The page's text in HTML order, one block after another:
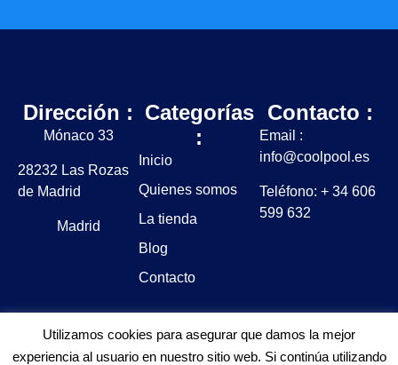
Dirección :
Mónaco 33
28232 Las Rozas
de Madrid
Madrid
Categorías
:
Inicio
Quienes somos
La tienda
Blog
Contacto
Contacto :
Email :
info@coolpool.es
Teléfono: + 34 606
599 632
Utilizamos cookies para asegurar que damos la mejor
experiencia al usuario en nuestro sitio web. Si continúa utilizando